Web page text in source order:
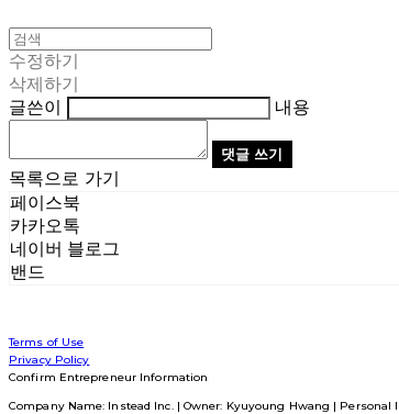
수정하기
삭제하기
글쓴이
내용
댓글 쓰기
목록으로 가기
페이스북
카카오톡
네이버 블로그
밴드
Terms of Use
Privacy Policy
Confirm Entrepreneur Information
Company Name: Instead Inc. | Owner: Kyuyoung Hwang |